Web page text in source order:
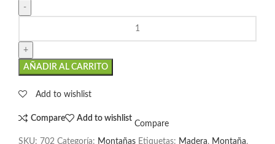
AÑADIR AL CARRITO
Add to wishlist
Compare Add to wishlist
Compare
SKU: 702 Categoría: Montañas Etiquetas: Madera, Montaña,